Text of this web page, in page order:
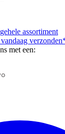
assortiment
met een: